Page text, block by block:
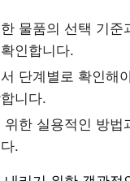
물품의 선택 기준
인합니다.
단계별로 확인해
니다.
위한 실용적인 방법
.